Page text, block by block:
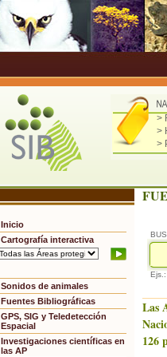
>
>
>
Inicio
Cartografía interactiva
Sonidos de animales
Fuentes Bibliográficas
GPS, SIG y Teledetección
Espacial
Investigaciones científicas en
las AP
Las
126